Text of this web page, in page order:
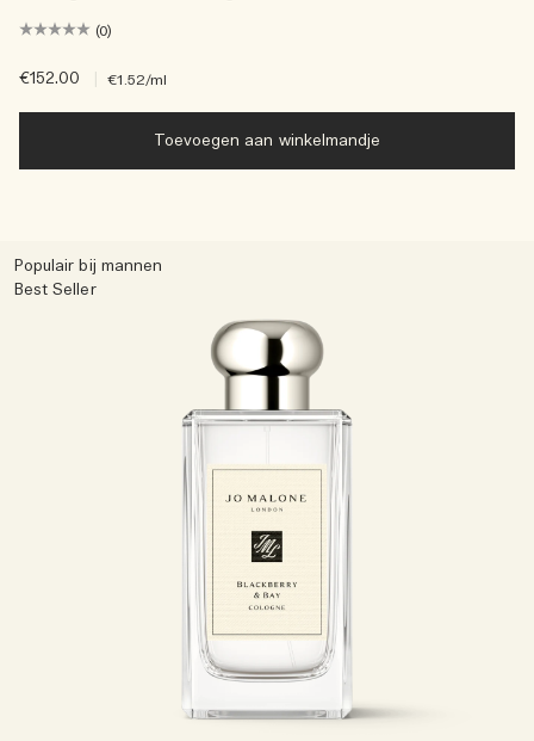
(0)
€152.00 €1.52/ml
Toevoegen aan winkelmandje
Populair bij mannen
Best Seller